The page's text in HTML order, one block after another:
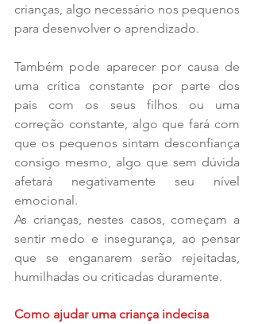
crianças, algo necessário nos pequenos
para desenvolver o aprendizado.
Também pode aparecer por causa de
uma crítica constante por parte dos
pais com os seus filhos ou uma
correção constante, algo que fará com
que os pequenos sintam desconfiança
consigo mesmo, algo que sem dúvida
afetará negativamente seu nível
emocional.
As crianças, nestes casos, começam a
sentir medo e insegurança, ao pensar
que se enganarem serão rejeitadas,
humilhadas ou criticadas duramente.
Como ajudar uma criança indecisa